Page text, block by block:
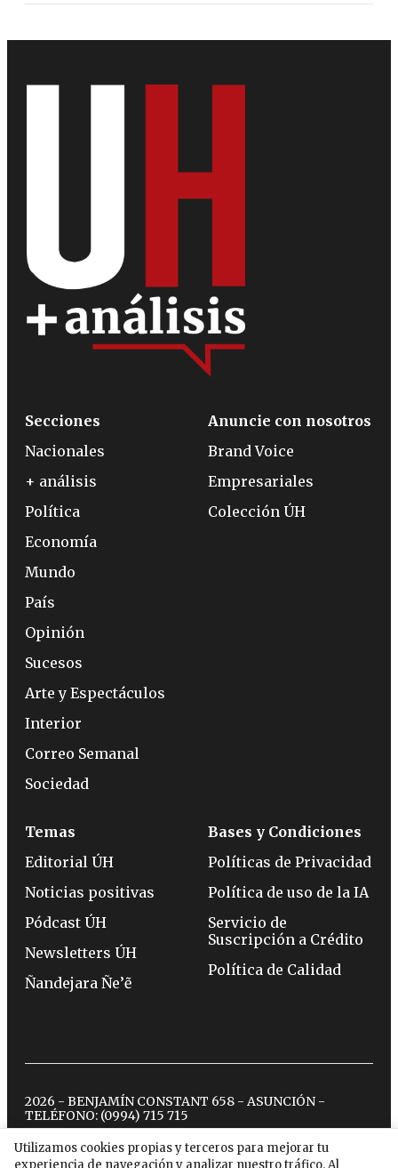
Utilizamos cookies propias y terceros para mejorar tu
experiencia de navegación y analizar nuestro tráfico. Al
Secciones
Nacionales
+ análisis
Política
Economía
Mundo
País
Opinión
Sucesos
Arte y Espectáculos
Interior
Correo Semanal
Sociedad
Anuncie con nosotros
Brand Voice
Empresariales
Colección ÚH
Temas
Editorial ÚH
Noticias positivas
Pódcast ÚH
Newsletters ÚH
Ñandejara Ñe’ẽ
Bases y Condiciones
Políticas de Privacidad
Política de uso de la IA
Servicio de
Suscripción a Crédito
Política de Calidad
2026 - BENJAMÍN CONSTANT 658 - ASUNCIÓN -
TELÉFONO: (0994) 715 715